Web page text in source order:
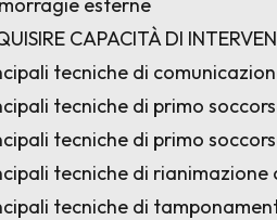
CAPACITÀ DI
tecniche di
tecniche di primo
tecniche di primo
tecniche di
tecniche di